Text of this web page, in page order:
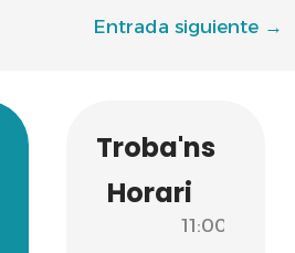
Entrada siguiente →
Troba'ns
Horari
11:00